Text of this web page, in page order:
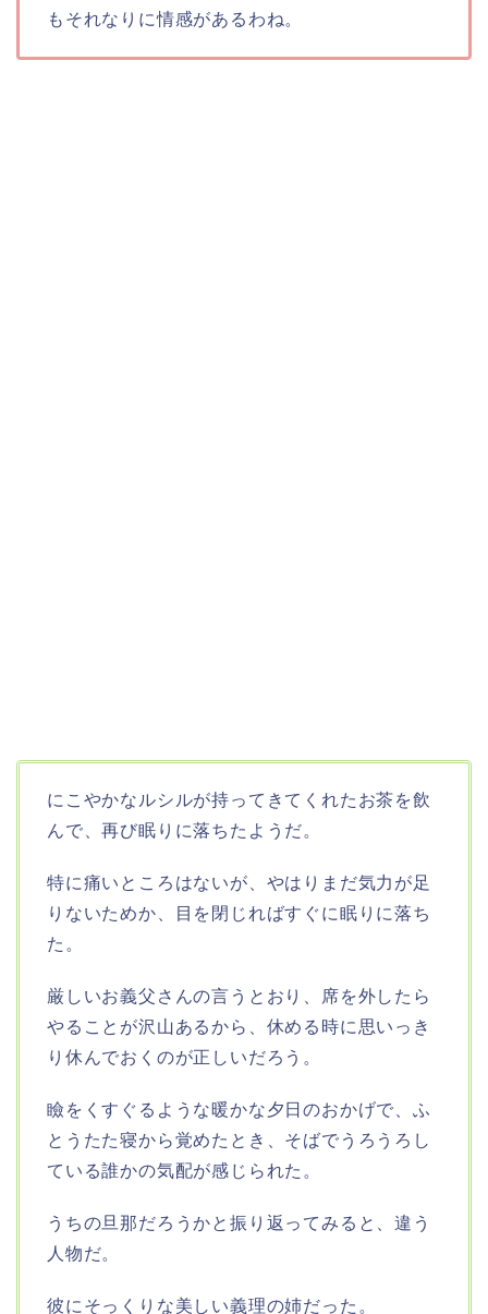
もそれなりに情感があるわね。
にこやかなルシルが持ってきてくれたお茶を飲
んで、再び眠りに落ちたようだ。
特に痛いところはないが、やはりまだ気力が足
りないためか、目を閉じればすぐに眠りに落ち
た。
厳しいお義父さんの言うとおり、席を外したら
やることが沢山あるから、休める時に思いっき
り休んでおくのが正しいだろう。
瞼をくすぐるような暖かな夕日のおかげで、ふ
とうたた寝から覚めたとき、そばでうろうろし
ている誰かの気配が感じられた。
うちの旦那だろうかと振り返ってみると、違う
人物だ。
彼にそっくりな美しい義理の姉だった。